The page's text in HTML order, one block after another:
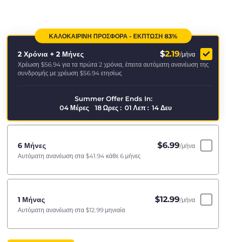
ΚΑΛΟΚΑΙΡΙΝΉ ΠΡΟΣΦΟΡΆ - ΈΚΠΤΩΣΗ 83%
2 Χρόνια + 2 Μήνες $2.19/μήνα
Χρέωση $56.94 για τα πρώτα 2 χρόνια, έπειτα αυτόματη ανανέωση της
συνδρομής με χρέωση $56.94 ετησίως
Summer Offer Ends In:
04 Μέρες 18 Ωρες : 01 Λεπ : 14 Δευ
6 Μήνες $6.99/μήνα
Αυτόματη ανανέωση στα $41.94 κάθε 6 μήνες
1 Μήνας $12.99/μήνα
Αυτόματη ανανέωση στα $12.99 μηνιαία